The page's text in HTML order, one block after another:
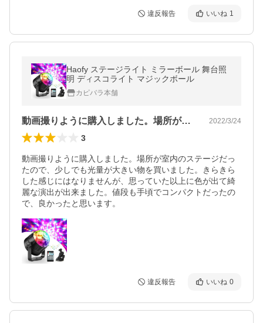
違反報告 いいね 1
Haofy ステージライト ミラーボール 舞台照
明 ディスコライト マジックボール
カピバラ本舗
動画撮りように購入しました。場所が室内… 2022/3/24
3
動画撮りように購入しました。場所が室内のステージだっ
たので、少しでも光量が大きい物を買いました。きらきら
した感じにはなりませんが、思っていた以上に色が出て綺
麗な演出が出来ました。値段も手頃でコンパクトだったの
で、良かったと思います。
違反報告 いいね 0